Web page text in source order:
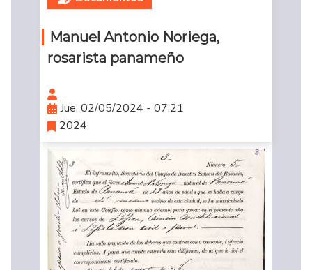
Manuel Antonio Noriega,
rosarista panameño
Jue, 02/05/2024 - 07:21
2024